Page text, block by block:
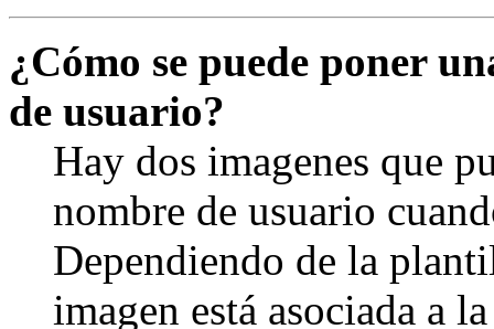
¿Cómo se puede poner
de usuario?
Hay dos imagenes que
nombre de usuario
Dependiendo de la
imagen está asociada a